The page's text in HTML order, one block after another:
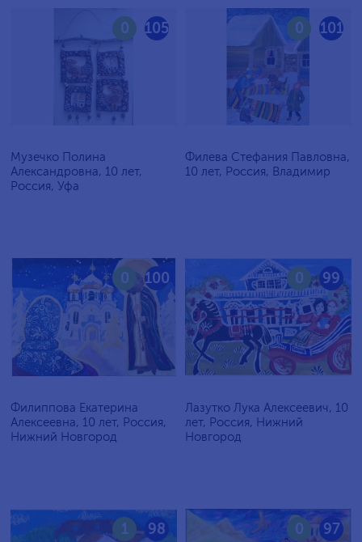
105
0
Музечко Полина
Александровна, 10 лет,
Россия, Уфа
101
0
Филева Стефания Павловна,
10 лет, Россия, Владимир
100
0
Филиппова Екатерина
Алексеевна, 10 лет, Россия,
Нижний Новгород
99
0
Лазутко Лука Алексеевич, 10
лет, Россия, Нижний
Новгород
98
1 97
0